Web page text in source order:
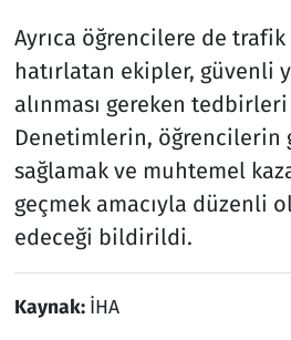
Ayrıca öğrencilere de trafik
hatırlatan ekipler, güvenli
alınması gereken
Denetimlerin, öğrencilerin
sağlamak ve muhtemel
geçmek amacıyla düzenli
edeceği bildirildi.
Kaynak: İHA